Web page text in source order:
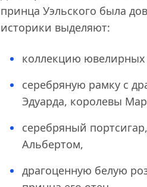
принца Уэльского была
историки выделяют:
коллекцию ювелирных
серебряную рамку с
Эдуарда, королевы
серебряный
Альбертом,
драгоценную белую